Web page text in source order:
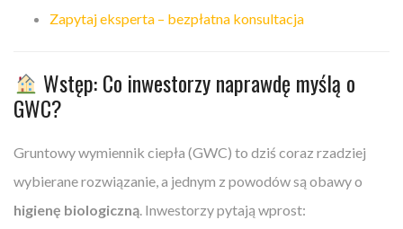
Zapytaj eksperta – bezpłatna konsultacja
Wstęp: Co inwestorzy naprawdę myślą o
GWC?
Gruntowy wymiennik ciepła (GWC) to dziś coraz rzadziej
wybierane rozwiązanie, a jednym z powodów są obawy o
higienę biologiczną. Inwestorzy pytają wprost: